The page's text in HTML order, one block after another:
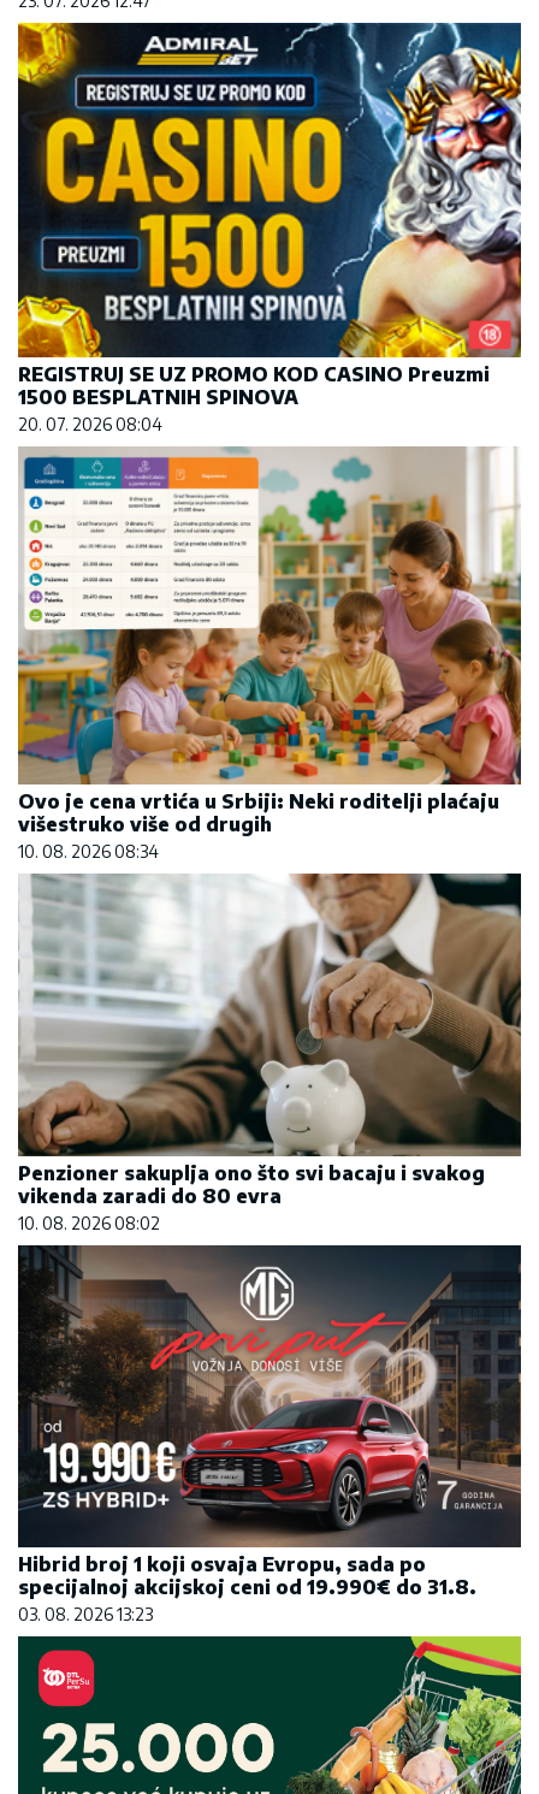
REGISTRUJ SE UZ PROMO KOD CASINO Preuzmi
1500 BESPLATNIH SPINOVA
20. 07. 2026 08:04
Ovo je cena vrtića u Srbiji: Neki roditelji plaćaju
višestruko više od drugih
10. 08. 2026 08:34
Penzioner sakuplja ono što svi bacaju i svakog
vikenda zaradi do 80 evra
10. 08. 2026 08:02
Hibrid broj 1 koji osvaja Evropu, sada po
specijalnoj akcijskoj ceni od 19.990€ do 31.8.
03. 08. 2026 13:23